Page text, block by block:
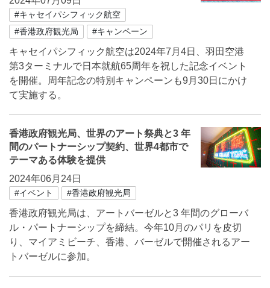
#キャセイパシフィック航空
#香港政府観光局
#キャンペーン
キャセイパシフィック航空は2024年7月4日、羽田空港
第3ターミナルで日本就航65周年を祝した記念イベント
を開催。周年記念の特別キャンペーンも9月30日にかけ
て実施する。
香港政府観光局、世界のアート祭典と3 年
間のパートナーシップ契約、世界4都市で
テーマある体験を提供
2024年06月24日
#イベント #香港政府観光局
香港政府観光局は、アートバーゼルと3 年間のグローバ
ル・パートナーシップを締結。今年10月のパリを皮切
り、マイアミビーチ、香港、バーゼルで開催されるアー
トバーゼルに参加。